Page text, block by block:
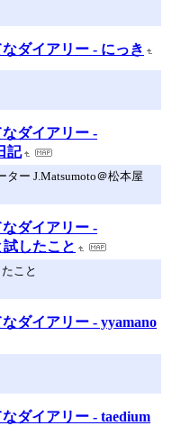
なダイアリー - にっき
なダイアリー -
記
ー J.Matsumoto＠松本屋
なダイアリー -
したこと
こと
なダイアリー - yyamano
なダイアリー - taedium